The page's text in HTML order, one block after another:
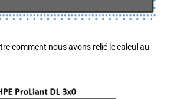
comment nous avons relié le calcul au